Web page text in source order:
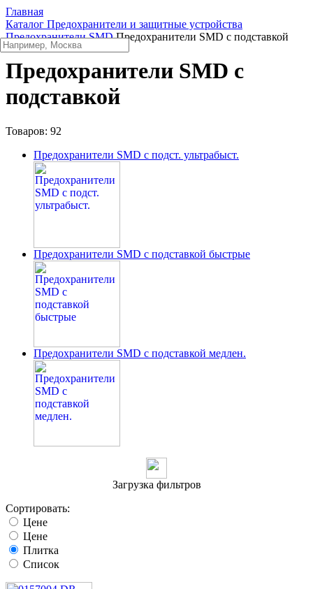
Главная
Каталог Предохранители и защитные устройства
Предохранители SMD Предохранители SMD с подставкой
Предохранители SMD с
подставкой
Товаров: 92
Предохранители SMD с подст. ультрабыст.
Предохранители SMD с подставкой быстрые
Предохранители SMD с подставкой медлен.
Загрузка фильтров
Сортировать:
Цене
Цене
Плитка
Список